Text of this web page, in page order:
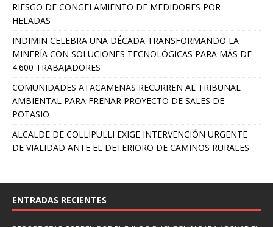
RIESGO DE CONGELAMIENTO DE MEDIDORES POR
HELADAS
INDIMIN CELEBRA UNA DÉCADA TRANSFORMANDO LA
MINERÍA CON SOLUCIONES TECNOLÓGICAS PARA MÁS DE
4.600 TRABAJADORES
COMUNIDADES ATACAMEÑAS RECURREN AL TRIBUNAL
AMBIENTAL PARA FRENAR PROYECTO DE SALES DE
POTASIO
ALCALDE DE COLLIPULLI EXIGE INTERVENCIÓN URGENTE
DE VIALIDAD ANTE EL DETERIORO DE CAMINOS RURALES
ENTRADAS RECIENTES